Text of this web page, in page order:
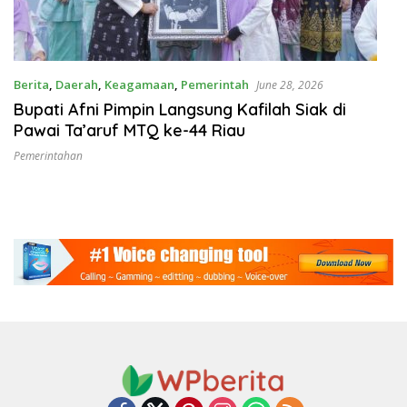
Berita, Daerah, Keagamaan, Pemerintah June 28, 2026
Bupati Afni Pimpin Langsung Kafilah Siak di
Pawai Ta’aruf MTQ ke-44 Riau
Pemerintahan